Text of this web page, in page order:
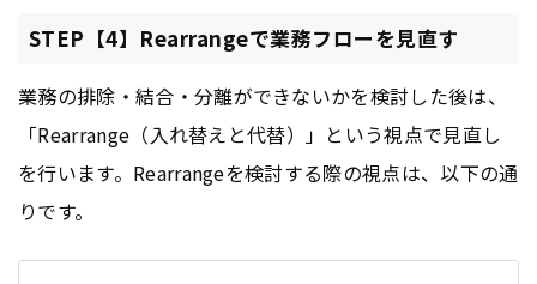
STEP【4】Rearrangeで業務フローを見直す
業務の排除・結合・分離ができないかを検討した後は、
「Rearrange（入れ替えと代替）」という視点で見直し
を行います。Rearrangeを検討する際の視点は、以下の通
りです。